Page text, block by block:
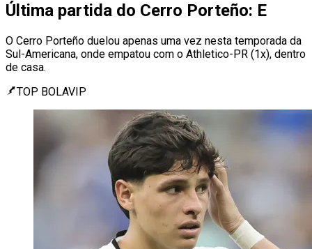
Última partida do Cerro Porteño: E
O Cerro Porteño duelou apenas uma vez nesta temporada da
Sul-Americana, onde empatou com o Athletico-PR (1x), dentro
de casa.
TOP BOLAVIP